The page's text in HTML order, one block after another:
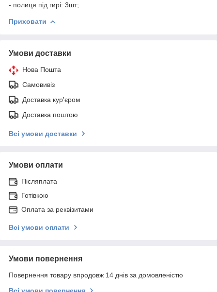
- полиця під гирі: 3шт;
Приховати
Умови доставки
Нова Пошта
Самовивіз
Доставка кур'єром
Доставка поштою
Всі умови доставки
Умови оплати
Післяплата
Готівкою
Оплата за реквізитами
Всі умови оплати
Умови повернення
Повернення товару впродовж 14 днів за домовленістю
Всі умови повернення